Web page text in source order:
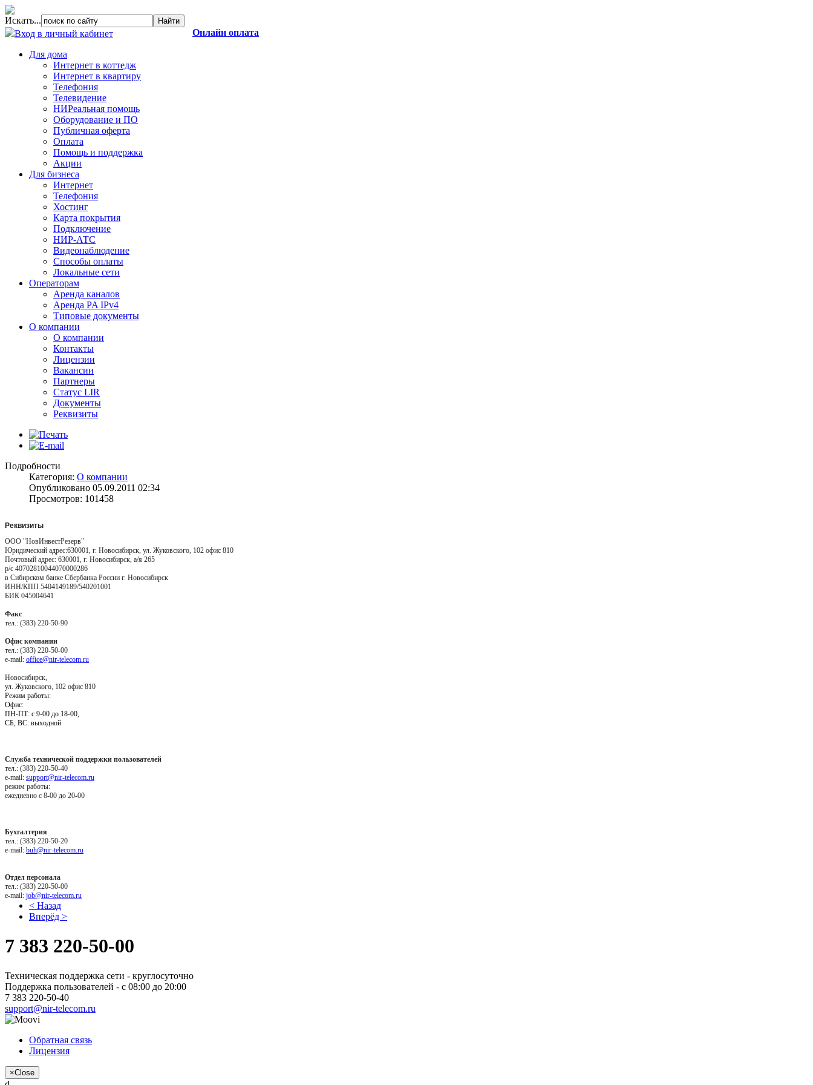
Искать...
Онлайн оплата
Вход в личный кабинет
Для дома
Интернет в коттедж
Интернет в квартиру
Телефония
Телевидение
НИРеальная помощь
Оборудование и ПО
Публичная оферта
Оплата
Помощь и поддержка
Акции
Для бизнеса
Интернет
Телефония
Хостинг
Карта покрытия
Подключение
НИР-АТС
Видеонаблюдение
Способы оплаты
Локальные сети
Операторам
Аренда каналов
Аренда PA IPv4
Типовые документы
О компании
О компании
Контакты
Лицензии
Вакансии
Партнеры
Статус LIR
Документы
Реквизиты
Подробности
Категория: О компании
Опубликовано 05.09.2011 02:34
Просмотров: 101458
Реквизиты
ООО "НовИнвестРезерв"
Юридический адрес:630001, г. Новосибирск, ул. Жуковского, 102 офис 810
Почтовый адрес: 630001, г. Новосибирск, а/я 265
р/с 40702810044070000286
в Сибирском банке Сбербанка России г. Новосибирск
ИНН/КПП 5404149189/540201001
БИК 045004641
Факс
тел.: (383) 220-50-90
Офис компании
тел.: (383) 220-50-00
e-mail: office@nir-telecom.ru
Новосибирск,
ул. Жуковского, 102 офис 810
Режим работы:
Oфис:
ПН-ПТ: с 9-00 до 18-00,
СБ, ВС: выходной
Служба технической поддержки пользователей
тел.: (383) 220-50-40
e-mail: support@nir-telecom.ru
режим работы:
ежедневно с 8-00 до 20-00
Бухгалтерия
тел.: (383) 220-50-20
e-mail: buh@nir-telecom.ru
Отдел персонала
тел.: (383) 220-50-00
e-mail: job@nir-telecom.ru
< Назад
Вперёд >
7 383 220-50-00
Техническая поддержка сети - круглосуточно
Поддержка пользователей - с 08:00 до 20:00
7 383 220-50-40
support@nir-telecom.ru
Обратная связь
Лицензия
×Close